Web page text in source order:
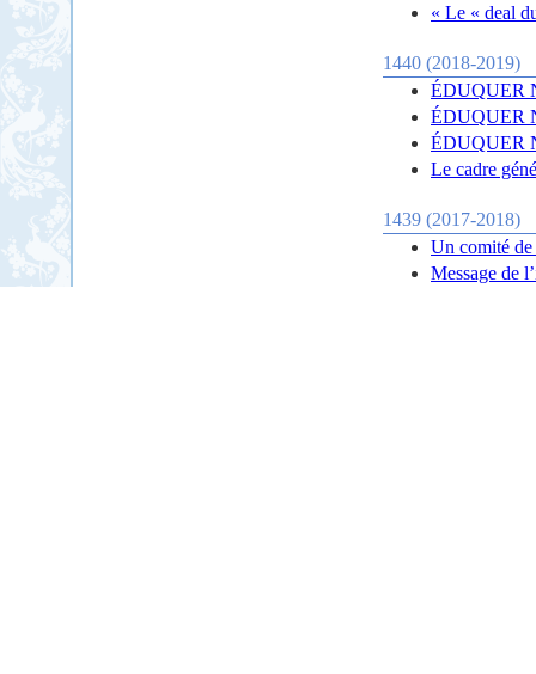
« Le « deal
1440 (2018-2019)
ÉDUQUER
ÉDUQUER
ÉDUQUER
Le cadre
1439 (2017-2018)
Un comité
Message de